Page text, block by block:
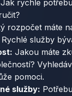
Jak rychle
rozpočet máte
služby
Jakou máte
pomoci.
služby: